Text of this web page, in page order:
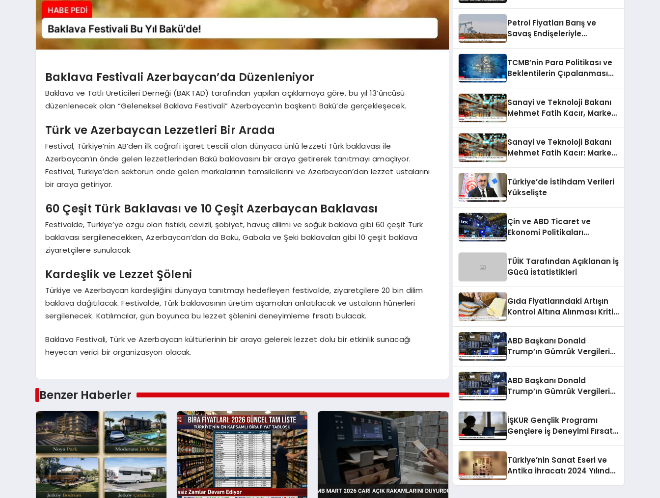
Baklava Festivali Azerbaycan’da Düzenleniyor
Baklava ve Tatlı Üreticileri Derneği (BAKTAD) tarafından yapılan açıklamaya göre, bu yıl 13’üncüsü
düzenlenecek olan “Geleneksel Baklava Festivali” Azerbaycan’ın başkenti Bakü’de gerçekleşecek.
Türk ve Azerbaycan Lezzetleri Bir Arada
Festival, Türkiye’nin AB’den ilk coğrafi işaret tescili alan dünyaca ünlü lezzeti Türk baklavası ile
Azerbaycan’ın önde gelen lezzetlerinden Bakü baklavasını bir araya getirerek tanıtmayı amaçlıyor.
Festival, Türkiye’den sektörün önde gelen markalarının temsilcilerini ve Azerbaycan’dan lezzet ustalarını
bir araya getiriyor.
60 Çeşit Türk Baklavası ve 10 Çeşit Azerbaycan Baklavası
Festivalde, Türkiye’ye özgü olan fıstıklı, cevizli, şöbiyet, havuç dilimi ve soğuk baklava gibi 60 çeşit Türk
baklavası sergilenecekken, Azerbaycan’dan da Bakü, Gabala ve Şeki baklavaları gibi 10 çeşit baklava
ziyaretçilere sunulacak.
Kardeşlik ve Lezzet Şöleni
Türkiye ve Azerbaycan kardeşliğini dünyaya tanıtmayı hedefleyen festivalde, ziyaretçilere 20 bin dilim
baklava dağıtılacak. Festivalde, Türk baklavasının üretim aşamaları anlatılacak ve ustaların hünerleri
sergilenecek. Katılımcılar, gün boyunca bu lezzet şölenini deneyimleme fırsatı bulacak.
Baklava Festivali, Türk ve Azerbaycan kültürlerinin bir araya gelerek lezzet dolu bir etkinlik sunacağı
heyecan verici bir organizasyon olacak.
Benzer Haberler
Petrol Fiyatları Barış ve
Savaş Endişeleriyle
TCMB’nin Para Politikası ve
Beklentilerin Çıpalanması
Sanayi ve Teknoloji Bakanı
Mehmet Fatih Kacır, Market
Sanayi ve Teknoloji Bakanı
Mehmet Fatih Kacır: Market
Türkiye’de İstihdam Verileri
Yükselişte
Çin ve ABD Ticaret ve
Ekonomi Politikaları
TÜİK Tarafından Açıklanan İş
Gücü İstatistikleri
Gıda Fiyatlarındaki Artışın
Kontrol Altına Alınması Kritik
ABD Başkanı Donald
Trump’ın Gümrük Vergileri
ABD Başkanı Donald
Trump’ın Gümrük Vergileri
İŞKUR Gençlik Programı
Gençlere İş Deneyimi Fırsatı
Türkiye’nin Sanat Eseri ve
Antika İhracatı 2024 Yılında